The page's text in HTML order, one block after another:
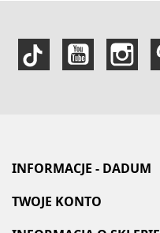
INFORMACJE - DADUM
TWOJE KONTO